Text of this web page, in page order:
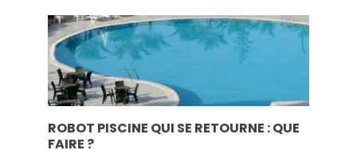
ROBOT PISCINE QUI SE RETOURNE : QUE
FAIRE ?